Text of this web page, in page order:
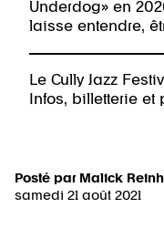
Underdog» en
laisse entendre,
Le Cully Jazz
Infos, billetterie et
Posté par Malick
samedi 21 août 2021